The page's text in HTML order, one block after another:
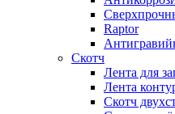
Raptor
Скотч
Лента для
Лента
Скотч